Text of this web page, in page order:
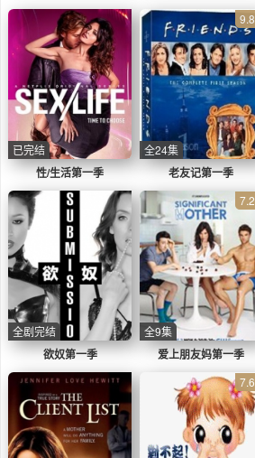
性/生活第一季
已完结
老友记第一季
9.8
全24集
欲奴第一季
全剧完结
爱上朋友妈第一季
7.2
全9集
7.6